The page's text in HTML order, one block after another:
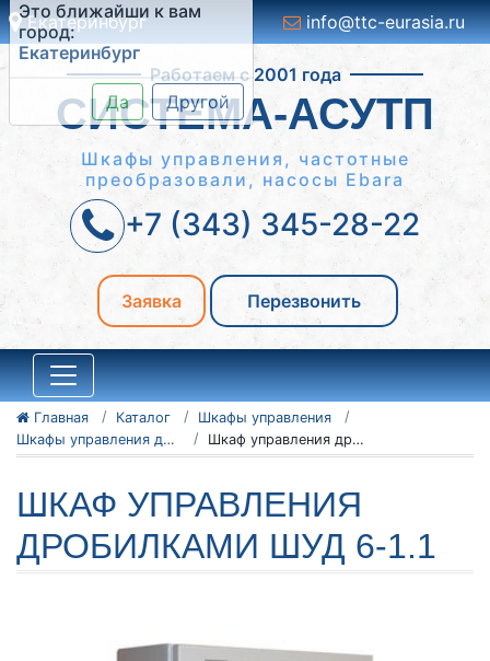
Екатеринбург info@ttc-eurasia.ru
Работаем с 2001 года
СИСТЕМА-АСУТП
Шкафы управления, частотные
преобразовали, насосы Ebara
+7 (343) 345-28-22
Заявка Перезвонить
Главная Каталог
Шкафы управления
Шкафы управления дробилками ШУД
Шкаф управления дробилками ШУД 6-1.1
ШКАФ УПРАВЛЕНИЯ
ДРОБИЛКАМИ ШУД 6-1.1